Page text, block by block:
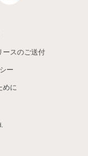
ースのご送付
ー
めに